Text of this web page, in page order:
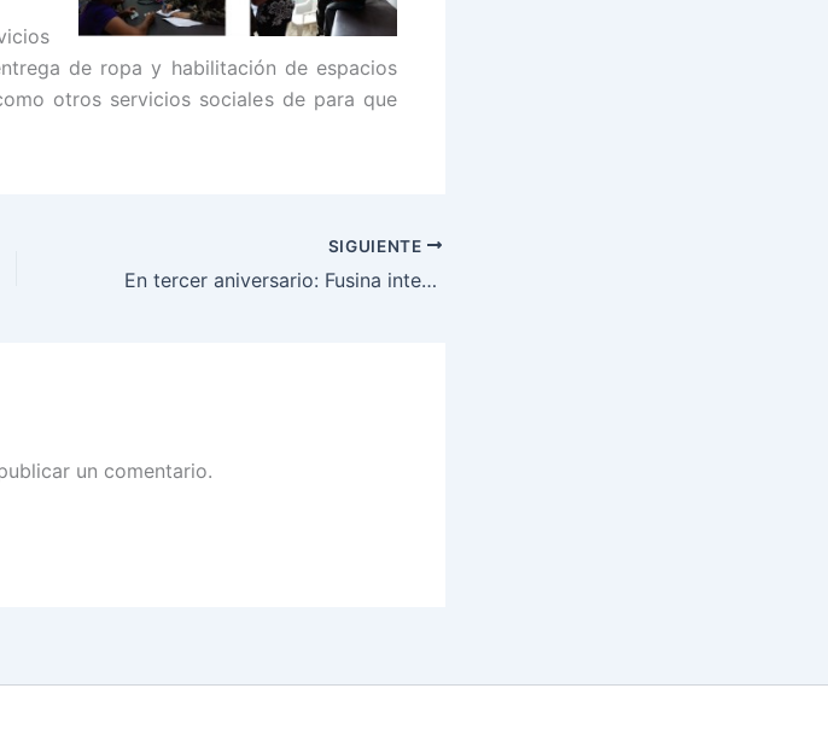
de ropa y habilitación de espacios
otros servicios sociales de para que
SIGUIENTE
En tercer aniversario: Fusina intensifica operativos y allanamientos a nivel nacional
un comentario.